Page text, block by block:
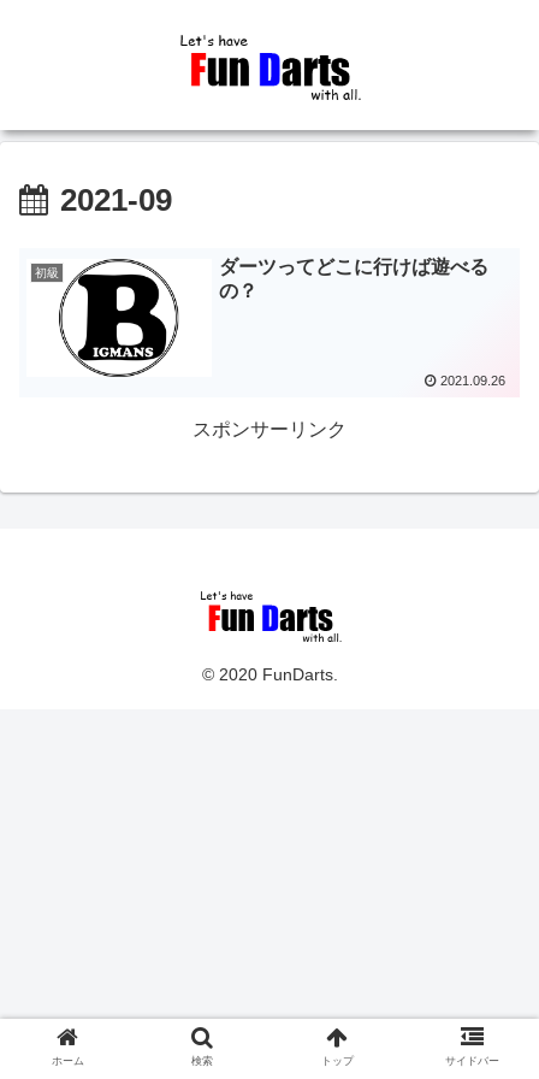
2021-09
初級
ダーツってどこに行けば遊べる
の？
2021.09.26
スポンサーリンク
© 2020 FunDarts.
ホーム 検索 トップ サイドバー